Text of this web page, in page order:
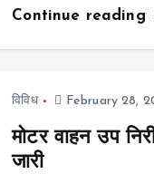
Continue reading
विविध February 28,
मोटर वाहन उप
जारी